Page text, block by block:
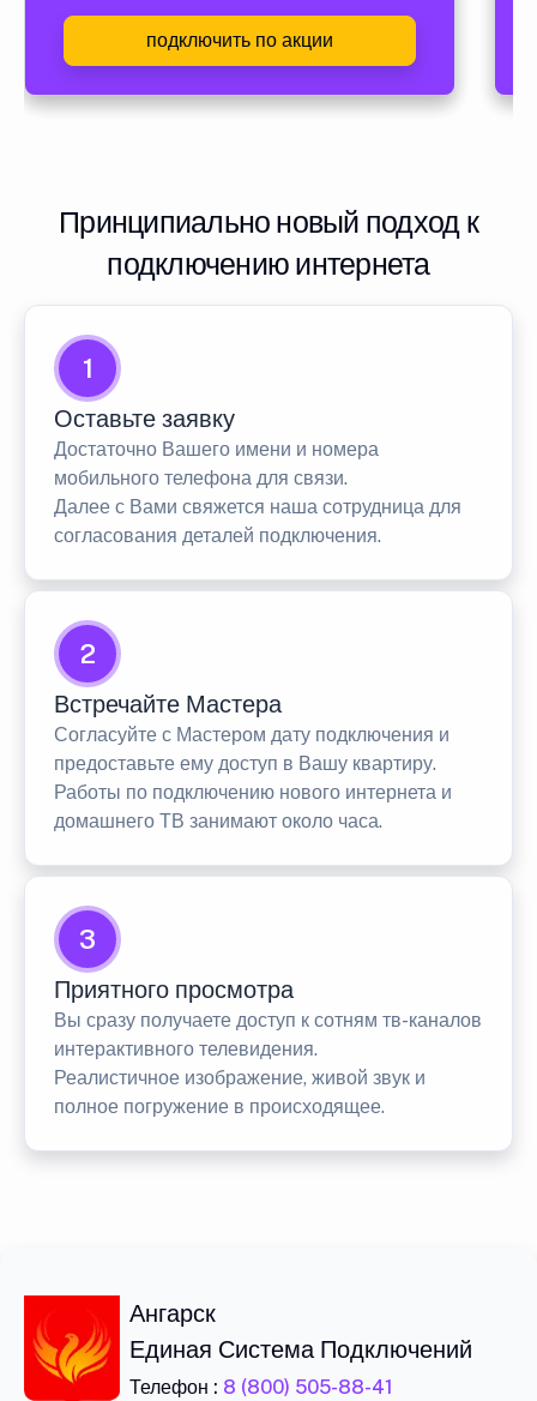
подключить по акции
Принципиально новый подход к
подключению интернета
1
Оставьте заявку
Достаточно Вашего имени и номера
мобильного телефона для связи.
Далее с Вами свяжется наша сотрудница для
согласования деталей подключения.
2
Встречайте Мастера
Согласуйте с Мастером дату подключения и
предоставьте ему доступ в Вашу квартиру.
Работы по подключению нового интернета и
домашнего ТВ занимают около часа.
3
Приятного просмотра
Вы сразу получаете доступ к сотням тв-каналов
интерактивного телевидения.
Реалистичное изображение, живой звук и
полное погружение в происходящее.
Ангарск
Единая Система Подключений
Телефон : 8 (800) 505-88-41